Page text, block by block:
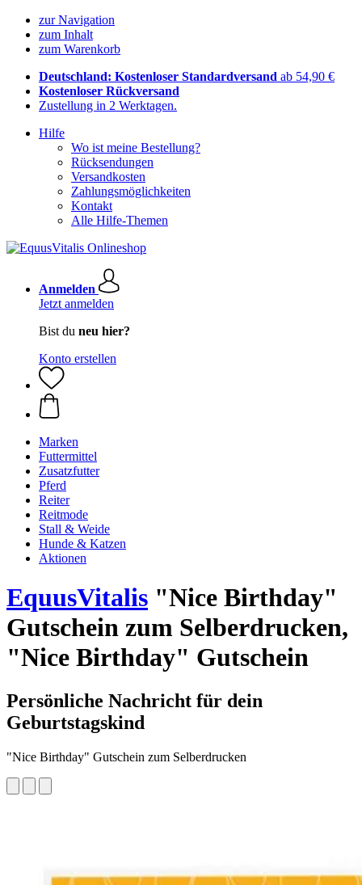
zur Navigation
zum Inhalt
zum Warenkorb
Deutschland: Kostenloser Standardversand ab 54,90 €
Kostenloser Rückversand
Zustellung in 2 Werktagen.
Hilfe
Wo ist meine Bestellung?
Rücksendungen
Versandkosten
Zahlungsmöglichkeiten
Kontakt
Alle Hilfe-Themen
Anmelden
Jetzt anmelden
Bist du neu hier?
Konto erstellen
Marken
Futtermittel
Zusatzfutter
Pferd
Reiter
Reitmode
Stall & Weide
Hunde & Katzen
Aktionen
EquusVitalis "Nice Birthday"
Gutschein zum Selberdrucken,
"Nice Birthday" Gutschein
Persönliche Nachricht für dein
Geburtstagskind
"Nice Birthday" Gutschein zum Selberdrucken